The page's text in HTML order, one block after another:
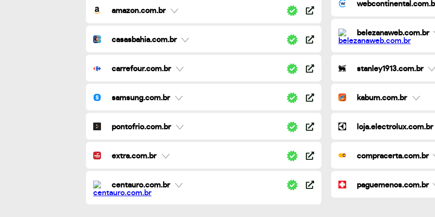
amazon.com.br
casasbahia.com.br
carrefour.com.br
samsung.com.br
pontofrio.com.br
extra.com.br
centauro.com.br
belezanaweb.com.br
stanley1913.com.br
kabum.com.br
loja.electrolux.com.br
compracerta.com.br
paguemenos.com.br